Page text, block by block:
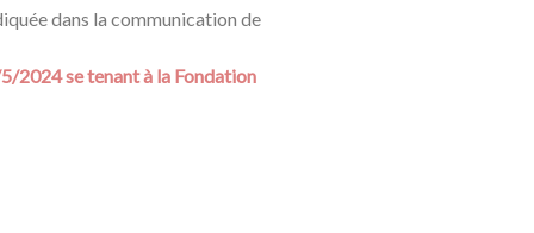
dans la communication de
2024 se tenant à la Fondation